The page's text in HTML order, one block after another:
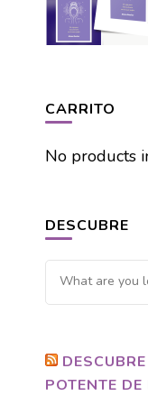
CARRITO
No products
DESCUBRE
Looking
for
POTENTE